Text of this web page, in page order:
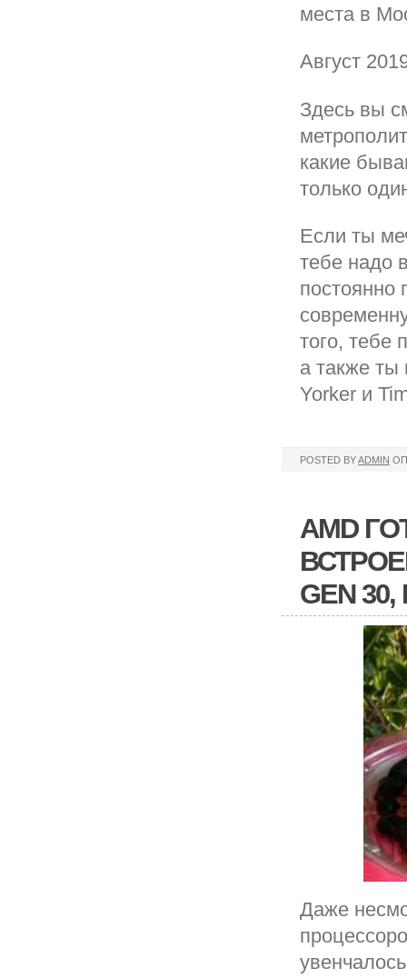
места в
Август
Здесь вы
какие
только
Если ты
тебе надо
постоянно
того, тебе
а также ты
Yorker и
POSTED BYADMIN
AMD
GEN
Даже